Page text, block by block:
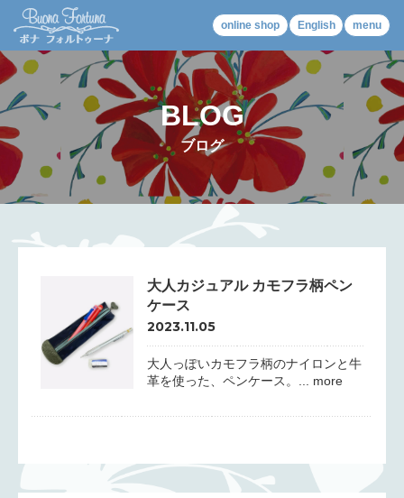
online shop English menu
BLOG
ブログ
大人カジュアル カモフラ柄ペン
ケース
2023.11.05
大人っぽいカモフラ柄のナイロンと牛
革を使った、ペンケース。... more